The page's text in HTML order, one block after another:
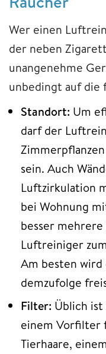
Wer einen
der neben
unangenehme
unbedingt auf die
Standort: Um
darf der
sein. Auch
Luftzirkulation
bei Wohnung
besser
Luftreiniger
Am besten
demzufolge
Filter: Üblich ist
einem Vorfilter
Tierhaare,